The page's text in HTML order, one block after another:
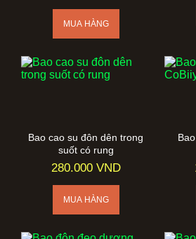
Bao cao su đôn dên trong
suốt có rung
280.000 VND